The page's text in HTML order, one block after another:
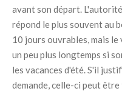
avant son départ.
répond le plus souvent au
10 jours ouvrables, mais
un peu plus longtemps si
les vacances d'été. S'il
demande, celle-ci peut